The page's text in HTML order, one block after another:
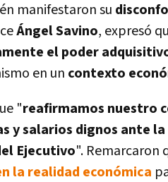
manifestaron su
Ángel Savino, expresó
el poder
en un contexto
"reafirmamos nuestro
y salarios dignos ante
Ejecutivo". Remarcaron
la realidad económica